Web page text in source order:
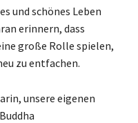
und schönes Leben
erinnern, dass
große Rolle spielen,
zu entfachen.
unsere eigenen